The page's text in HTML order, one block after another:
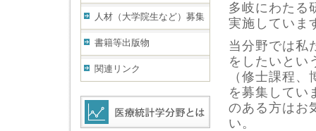
人材（大学院生など）募集
書籍等出版物
関連リンク
多岐にわたる
実施していま
当分野では私
をしたいとい
（修士課程
を募集してい
のある方はお
い。